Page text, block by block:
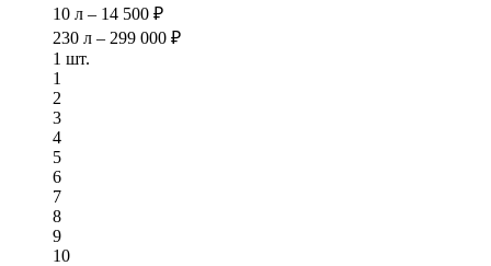
10 л – 14 500 ₽
230 л – 299 000 ₽
1 шт.
1
2
3
4
5
6
7
8
9
10